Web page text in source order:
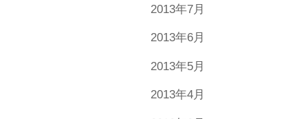
2013年7月
2013年6月
2013年5月
2013年4月